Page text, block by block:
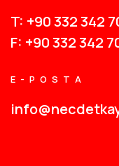
T: +90 332 342
F: +90 332 342
E-POSTA